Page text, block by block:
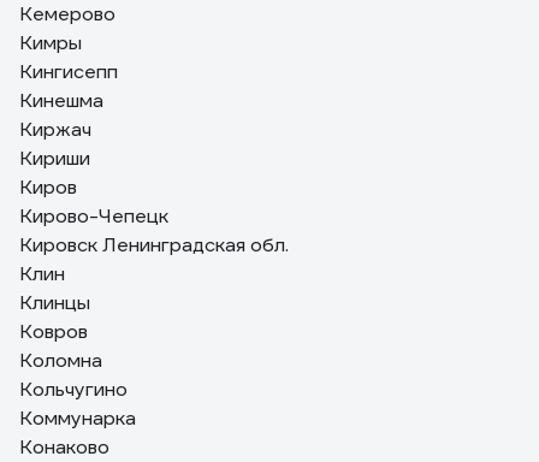
Кемерово
Кимры
Кингисепп
Кинешма
Киржач
Кириши
Киров
Кирово-Чепецк
Кировск Ленинградская обл.
Клин
Клинцы
Ковров
Коломна
Кольчугино
Коммунарка
Конаково